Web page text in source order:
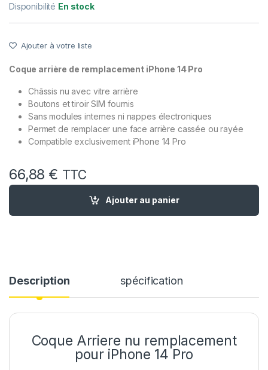
Disponibilité En stock
Ajouter à votre liste
Coque arrière de remplacement iPhone 14 Pro
Châssis nu avec vitre arrière
Boutons et tiroir SIM fournis
Sans modules internes ni nappes électroniques
Permet de remplacer une face arrière cassée ou rayée
Compatible exclusivement iPhone 14 Pro
66,88 € TTC
quantité de Chassis Remplacement iPhone 14 Pro Argent
Ajouter au panier
Description spécification
Coque Arriere nu remplacement
pour iPhone 14 Pro